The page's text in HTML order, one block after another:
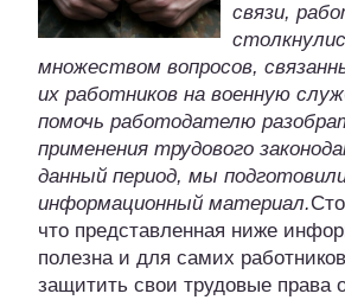
связи,
множеством вопросов,
их работников на военную
помочь работодателю
применения трудового
данный период, мы
информационный материал.
что представленная ниже
полезна и для самих
защитить свои трудовые права